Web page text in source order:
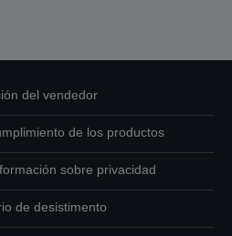
del vendedor
de los productos
sobre privacidad
de desistimento